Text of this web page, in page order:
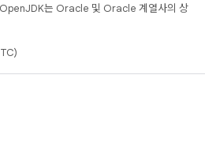
OpenJDK는 Oracle 및 Oracle 계열사의 상